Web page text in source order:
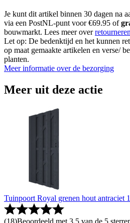
Je kunt dit artikel binnen 30 dagen na
via een PostNL-punt voor €69.95 of
bouwmarkt. Lees meer overretourneren
Let op: De bedenktijd en het kunnen
op maat gemaakte artikelen en verse/
planten.
Meer informatie over de bezorging
Meer uit deze actie
Tuinpoort Royal grenen hout antraciet